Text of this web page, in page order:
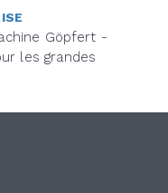
Göpfert -
les grandes